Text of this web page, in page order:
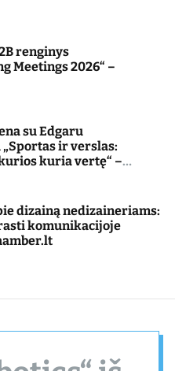
renginys
Meetings 2026“ –
su Edgaru
ir verslas:
kuria vertę“ –
dizainą nedizaineriams:
komunikacijoje